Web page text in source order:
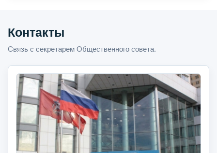
Контакты
Связь с секретарем Общественного совета.